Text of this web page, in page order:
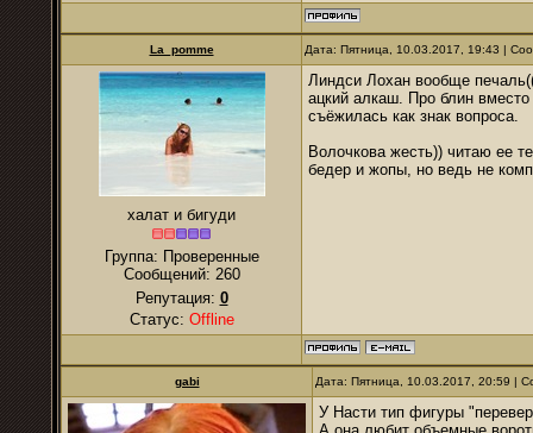
La_pomme Дата: Пятница, 10.03.2017, 19:43 |
халат и бигуди
Группа: Проверенные
Сообщений: 260
Репутация: 0
Статус: Offline
Линдси Лохан вообще
ацкий алкаш. Про блин
съёжилась как знак вопроса.
Волочкова жесть)) читаю ее
бедер и жопы, но ведь не
gabi Дата: Пятница, 10.03.2017, 20:59 |
У Насти тип фигуры